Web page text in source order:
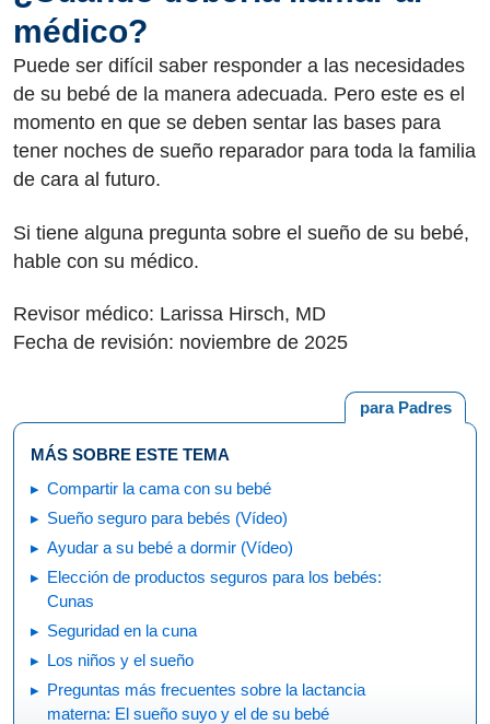
médico?
Puede ser difícil saber responder a las necesidades
de su bebé de la manera adecuada. Pero este es el
momento en que se deben sentar las bases para
tener noches de sueño reparador para toda la familia
de cara al futuro.
Si tiene alguna pregunta sobre el sueño de su bebé,
hable con su médico.
Revisor médico: Larissa Hirsch, MD
Fecha de revisión: noviembre de 2025
para Padres
MÁS SOBRE ESTE TEMA
Compartir la cama con su bebé
Sueño seguro para bebés (Vídeo)
Ayudar a su bebé a dormir (Vídeo)
Elección de productos seguros para los bebés:
Cunas
Seguridad en la cuna
Los niños y el sueño
Preguntas más frecuentes sobre la lactancia
materna: El sueño suyo y el de su bebé